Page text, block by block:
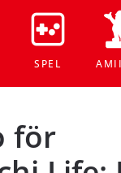
SPEL
för